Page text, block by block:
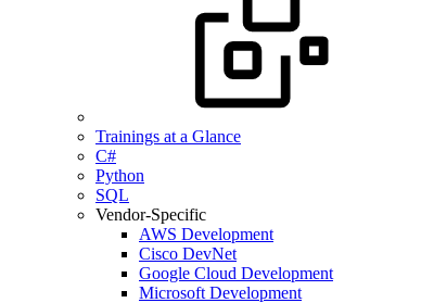
Trainings at a Glance
C#
Python
SQL
Vendor-Specific
AWS Development
Cisco DevNet
Google Cloud Development
Microsoft Development